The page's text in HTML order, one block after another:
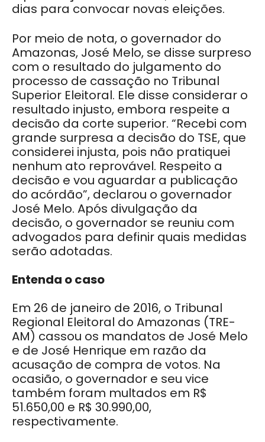
dias para convocar novas eleições.
Por meio de nota, o governador do
Amazonas, José Melo, se disse surpreso
com o resultado do julgamento do
processo de cassação no Tribunal
Superior Eleitoral. Ele disse considerar o
resultado injusto, embora respeite a
decisão da corte superior. “Recebi com
grande surpresa a decisão do TSE, que
considerei injusta, pois não pratiquei
nenhum ato reprovável. Respeito a
decisão e vou aguardar a publicação
do acórdão”, declarou o governador
José Melo. Após divulgação da
decisão, o governador se reuniu com
advogados para definir quais medidas
serão adotadas.
Entenda o caso
Em 26 de janeiro de 2016, o Tribunal
Regional Eleitoral do Amazonas (TRE-
AM) cassou os mandatos de José Melo
e de José Henrique em razão da
acusação de compra de votos. Na
ocasião, o governador e seu vice
também foram multados em R$
51.650,00 e R$ 30.990,00,
respectivamente.